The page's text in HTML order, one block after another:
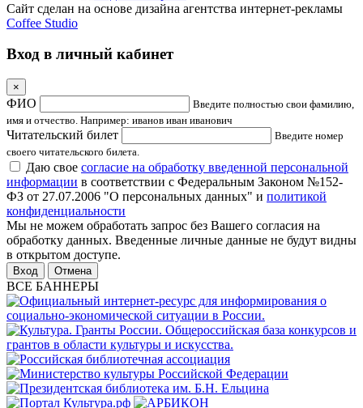
Сайт сделан на основе дизайна агентства интернет-рекламы
Coffee Studio
Вход в личный кабинет
×
ФИО
Введите полностью свои фамилию,
имя и отчество. Например: иванов иван иванович
Читательский билет
Введите номер
своего читательского билета.
Даю свое согласие на обработку введенной персональной
информации в соответствии с Федеральным Законом №152-
ФЗ от 27.07.2006 "О персональных данных" и политикой
конфиденциальности
Мы не можем обработать запрос без Вашего согласия на
обработку данных. Введенные личные данные не будут видны
в открытом доступе.
Отмена
ВСЕ БАННЕРЫ